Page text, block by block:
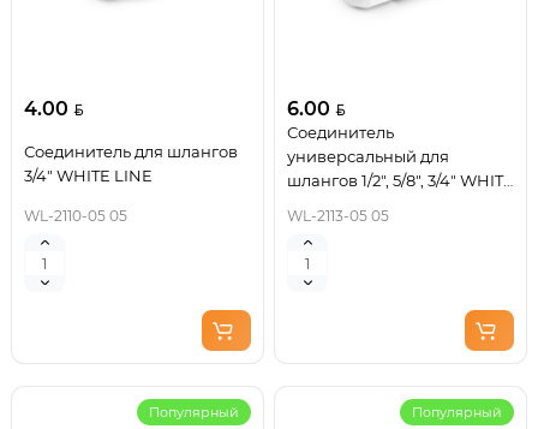
4.00
Соединитель для шлангов
3/4" WHITE LINE
WL-2110-05 05
6.00
Соединитель
универсальный для
шлангов 1/2", 5/8", 3/4" WHITE
WL-2113-05 05
Популярный Популярный